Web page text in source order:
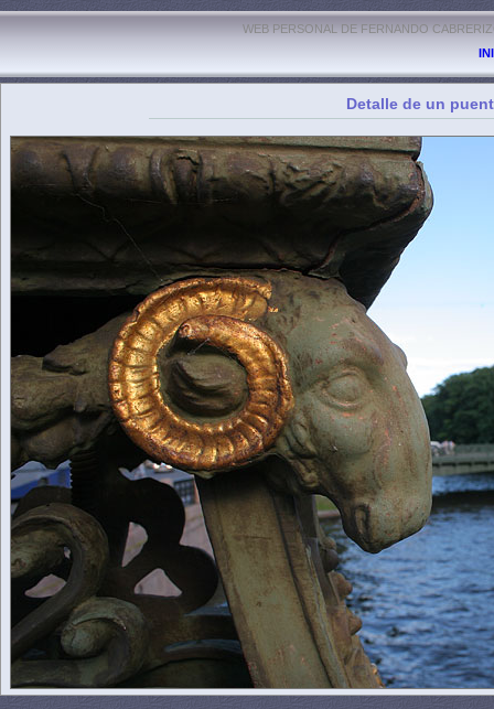
WEB PERSONAL DE FERNANDO
Detalle de un